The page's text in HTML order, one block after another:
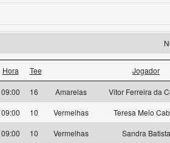
Hora Tee Jogador
09:00 16 Amarelas
Vitor Ferreira da
09:00
10 Vermelhas
Teresa Melo
09:00
10 Vermelhas
Sandra Batista